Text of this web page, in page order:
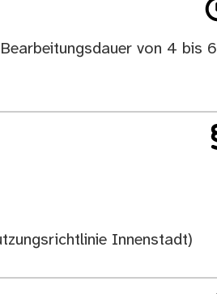
von 4 bis 6
Innenstadt)